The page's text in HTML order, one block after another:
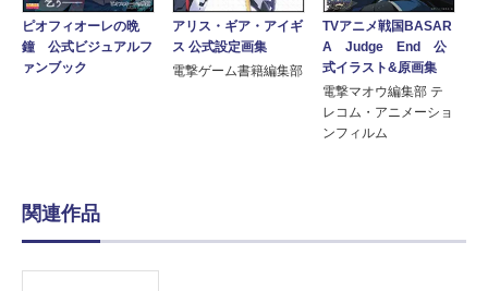
ピオフィオーレの晩
鐘 公式ビジュアルフ
ァンブック
アリス・ギア・アイギ
ス 公式設定画集
電撃ゲーム書籍編集部
TVアニメ戦国BASAR
A Judge End 公
式イラスト&原画集
電撃マオウ編集部 テ
レコム・アニメーショ
ンフィルム
関連作品